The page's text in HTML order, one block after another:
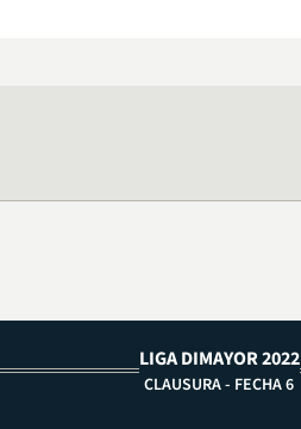
LIGA DIMAYOR 2022
CLAUSURA - FECHA 6